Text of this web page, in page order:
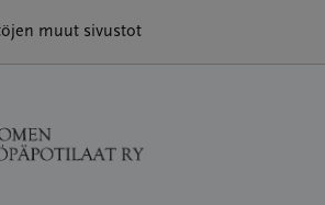
muut sivustot